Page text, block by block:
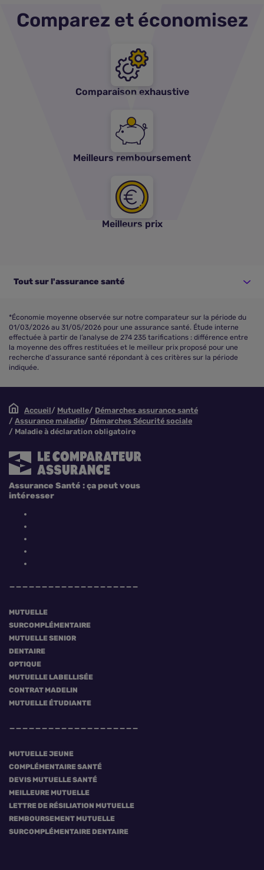
Comparez et économisez
Comparaison exhaustive
Meilleurs remboursement
Meilleurs prix
Tout sur l'assurance santé
*Économie moyenne observée sur notre comparateur sur la période du
01/03/2026 au 31/05/2026 pour une assurance santé. Étude interne
effectuée à partir de l’analyse de 274 235 tarifications : différence entre
la moyenne des offres restituées et le meilleur prix proposé pour une
recherche d'assurance santé répondant à ces critères sur la période
indiquée.
Accueil Mutuelle
Démarches assurance santé
Assurance maladie
Démarches Sécurité sociale
Maladie à déclaration obligatoire
MUTUELLE
SURCOMPLÉMENTAIRE
MUTUELLE SENIOR
DENTAIRE
OPTIQUE
MUTUELLE LABELLISÉE
CONTRAT MADELIN
MUTUELLE ÉTUDIANTE
MUTUELLE JEUNE
COMPLÉMENTAIRE SANTÉ
DEVIS MUTUELLE SANTÉ
MEILLEURE MUTUELLE
LETTRE DE RÉSILIATION MUTUELLE
REMBOURSEMENT MUTUELLE
SURCOMPLÉMENTAIRE DENTAIRE
Assurance Santé : ça peut vous
intéresser